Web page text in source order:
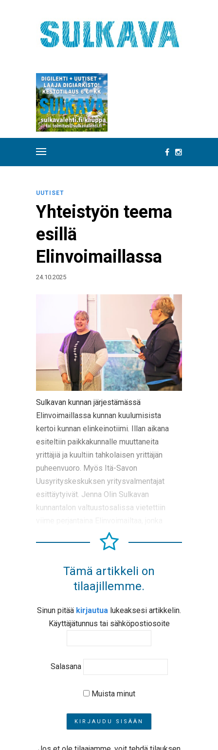
UUTISET
Yhteistyön teema
esillä
Elinvoimaillassa
24.10.2025
Sulkavan kunnan järjestämässä
Elinvoimaillassa kunnan kuulumisista
kertoi kunnan elinkeinotiimi. Illan aikana
esiteltiin paikkakunnalle muuttaneita
yrittäjiä ja kuultiin tahkolaisen yrittäjän
puheenvuoro. Myös Itä-Savon
Uusyrityskeskuksen yritysvalmentajat
esittäytyivät. Jenna Olin Sulkavan
kunnantalon valtuustosalissa vietettiin
Tämä artikkeli on
tilaajillemme.
Sinun pitää kirjautua lukeaksesi artikkelin.
Käyttäjätunnus tai sähköpostiosoite
Salasana
Muista minut